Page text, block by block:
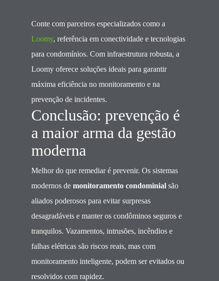
Conte com parceiros especializados como a
Loomy, referência em conectividade e tecnologias
para condomínios. Com infraestrutura robusta, a
Loomy oferece soluções ideais para garantir
máxima eficiência no monitoramento e na
prevenção de incidentes.
Conclusão: prevenção é
a maior arma da gestão
moderna
Melhor do que remediar é prevenir. Os sistemas
modernos de monitoramento condominial são
aliados poderosos para evitar surpresas
desagradáveis e manter os condôminos seguros e
tranquilos. Vazamentos, intrusões, incêndios e
falhas elétricas são riscos reais, mas com
monitoramento inteligente, podem ser evitados ou
resolvidos com rapidez.